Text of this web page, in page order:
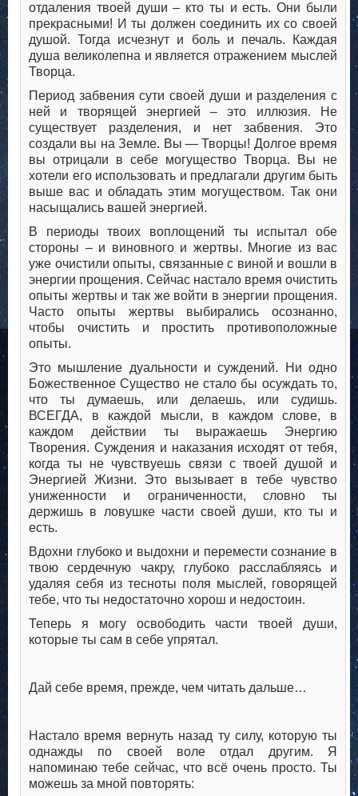
отдаления твоей души – кто ты и есть. Они были
прекрасными! И ты должен соединить их со своей
душой. Тогда исчезнут и боль и печаль. Каждая
душа великолепна и является отражением мыслей
Творца.
Период забвения сути своей души и разделения с
ней и творящей энергией – это иллюзия. Не
существует разделения, и нет забвения. Это
создали вы на Земле. Вы — Творцы! Долгое время
вы отрицали в себе могущество Творца. Вы не
хотели его использовать и предлагали другим быть
выше вас и обладать этим могуществом. Так они
насыщались вашей энергией.
В периоды твоих воплощений ты испытал обе
стороны – и виновного и жертвы. Многие из вас
уже очистили опыты, связанные с виной и вошли в
энергии прощения. Сейчас настало время очистить
опыты жертвы и так же войти в энергии прощения.
Часто опыты жертвы выбирались осознанно,
чтобы очистить и простить противоположные
опыты.
Это мышление дуальности и суждений. Ни одно
Божественное Существо не стало бы осуждать то,
что ты думаешь, или делаешь, или судишь.
ВСЕГДА, в каждой мысли, в каждом слове, в
каждом действии ты выражаешь Энергию
Творения. Суждения и наказания исходят от тебя,
когда ты не чувствуешь связи с твоей душой и
Энергией Жизни. Это вызывает в тебе чувство
униженности и ограниченности, словно ты
держишь в ловушке части своей души, кто ты и
есть.
Вдохни глубоко и выдохни и перемести сознание в
твою сердечную чакру, глубоко расслабляясь и
удаляя себя из тесноты поля мыслей, говорящей
тебе, что ты недостаточно хорош и недостоин.
Теперь я могу освободить части твоей души,
которые ты сам в себе упрятал.
Дай себе время, прежде, чем читать дальше…
Настало время вернуть назад ту силу, которую ты
однажды по своей воле отдал другим. Я
напоминаю тебе сейчас, что всё очень просто. Ты
можешь за мной повторять: